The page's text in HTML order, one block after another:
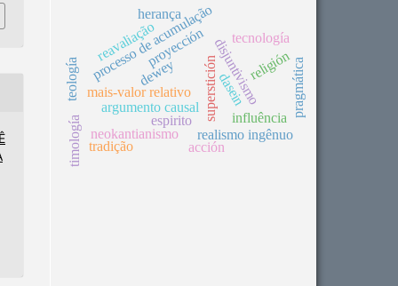
argumento causal superstición
proyección
processo de acumulação
mais-valor relativo disjuntivismoreligión
realismo ingênuo
tecnología
dewey
teología
espirito
influência
neokantianismo
dasein
herança
reavaliação
tradição
pragmática
timología acción